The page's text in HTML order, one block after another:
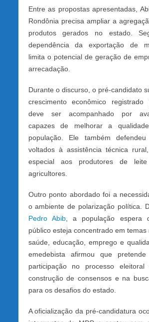
Entre as propostas apresentadas,
Rondônia precisa ampliar a
produtos gerados no estado.
dependência da exportação de
limita o potencial de geração de
arrecadação.
Durante o discurso, o pré-candidato
crescimento econômico registrado
deve ser acompanhado por
capazes de melhorar a
população. Ele também defendeu
voltados à assistência técnica
especial aos produtores de
agricultores.
Outro ponto abordado foi a
o ambiente de polarização política.
Pedro Abib, a população espera
público esteja concentrado em temas
saúde, educação, emprego e
emedebista afirmou que
participação no processo
construção de consensos e na
para os desafios do estado.
A oficialização da pré-candidatura